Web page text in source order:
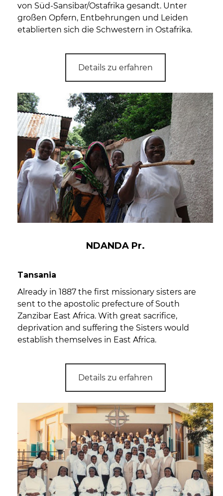
von Süd-Sansibar/Ostafrika gesandt. Unter
großen Opfern, Entbehrungen und Leiden
etablierten sich die Schwestern in Ostafrika.
Details zu erfahren
NDANDA Pr.
Tansania
Already in 1887 the first missionary sisters are
sent to the apostolic prefecture of South
Zanzibar East Africa. With great sacrifice,
deprivation and suffering the Sisters would
establish themselves in East Africa.
Details zu erfahren